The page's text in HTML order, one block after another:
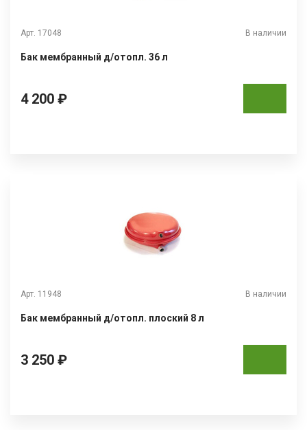
Арт. 17048 В наличии
Бак мембранный д/отопл. 36 л
4 200 ₽
Арт. 11948 В наличии
Бак мембранный д/отопл. плоский 8 л
3 250 ₽